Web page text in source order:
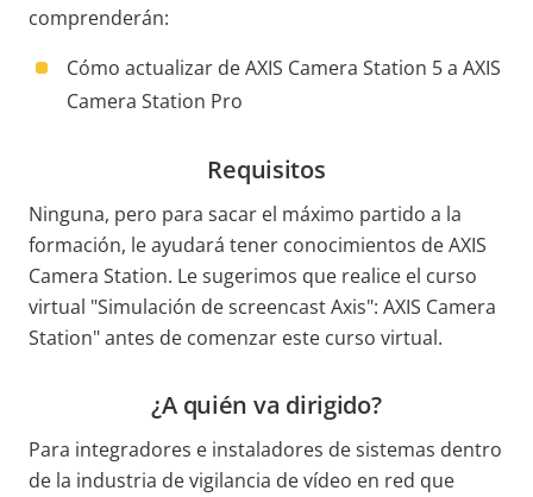
comprenderán:
Cómo actualizar de AXIS Camera Station 5 a AXIS
Camera Station Pro
Requisitos
Ninguna, pero para sacar el máximo partido a la
formación, le ayudará tener conocimientos de AXIS
Camera Station. Le sugerimos que realice el curso
virtual "Simulación de screencast Axis": AXIS Camera
Station" antes de comenzar este curso virtual.
¿A quién va dirigido?
Para integradores e instaladores de sistemas dentro
de la industria de vigilancia de vídeo en red que